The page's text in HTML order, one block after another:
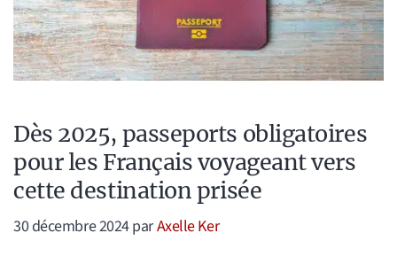
Dès 2025, passeports obligatoires
pour les Français voyageant vers
cette destination prisée
30 décembre 2024parAxelle Ker